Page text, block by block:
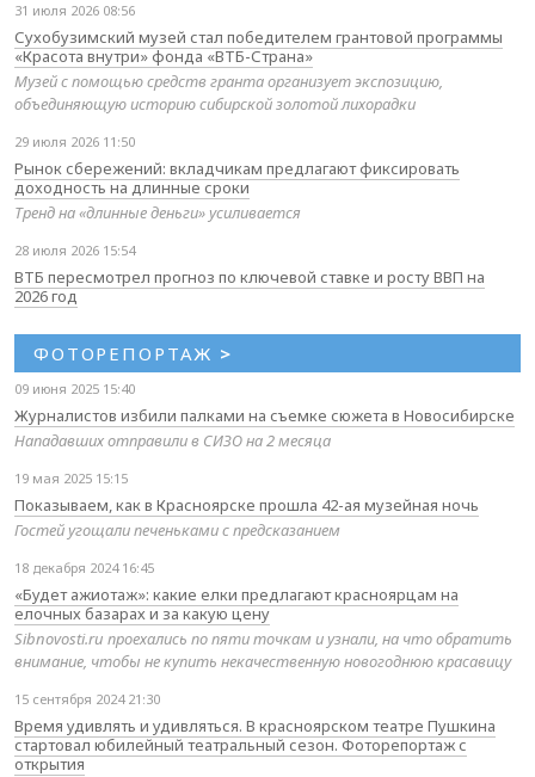
31 июля 2026 08:56
Сухобузимский музей стал победителем грантовой программы
«Красота внутри» фонда «ВТБ-Страна»
Музей с помощью средств гранта организует экспозицию,
объединяющую историю сибирской золотой лихорадки
29 июля 2026 11:50
Рынок сбережений: вкладчикам предлагают фиксировать
доходность на длинные сроки
Тренд на «длинные деньги» усиливается
28 июля 2026 15:54
ВТБ пересмотрел прогноз по ключевой ставке и росту ВВП на
2026 год
ФОТОРЕПОРТАЖ >
09 июня 2025 15:40
Журналистов избили палками на съемке сюжета в Новосибирске
Нападавших отправили в СИЗО на 2 месяца
19 мая 2025 15:15
Показываем, как в Красноярске прошла 42-ая музейная ночь
Гостей угощали печеньками с предсказанием
18 декабря 2024 16:45
«Будет ажиотаж»: какие елки предлагают красноярцам на
елочных базарах и за какую цену
Sibnovosti.ru проехались по пяти точкам и узнали, на что обратить
внимание, чтобы не купить некачественную новогоднюю красавицу
15 сентября 2024 21:30
Время удивлять и удивляться. В красноярском театре Пушкина
стартовал юбилейный театральный сезон. Фоторепортаж с
открытия